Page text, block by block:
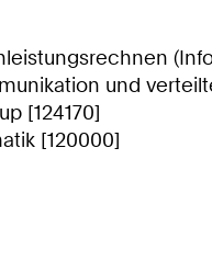
und
[124170]
[120000]